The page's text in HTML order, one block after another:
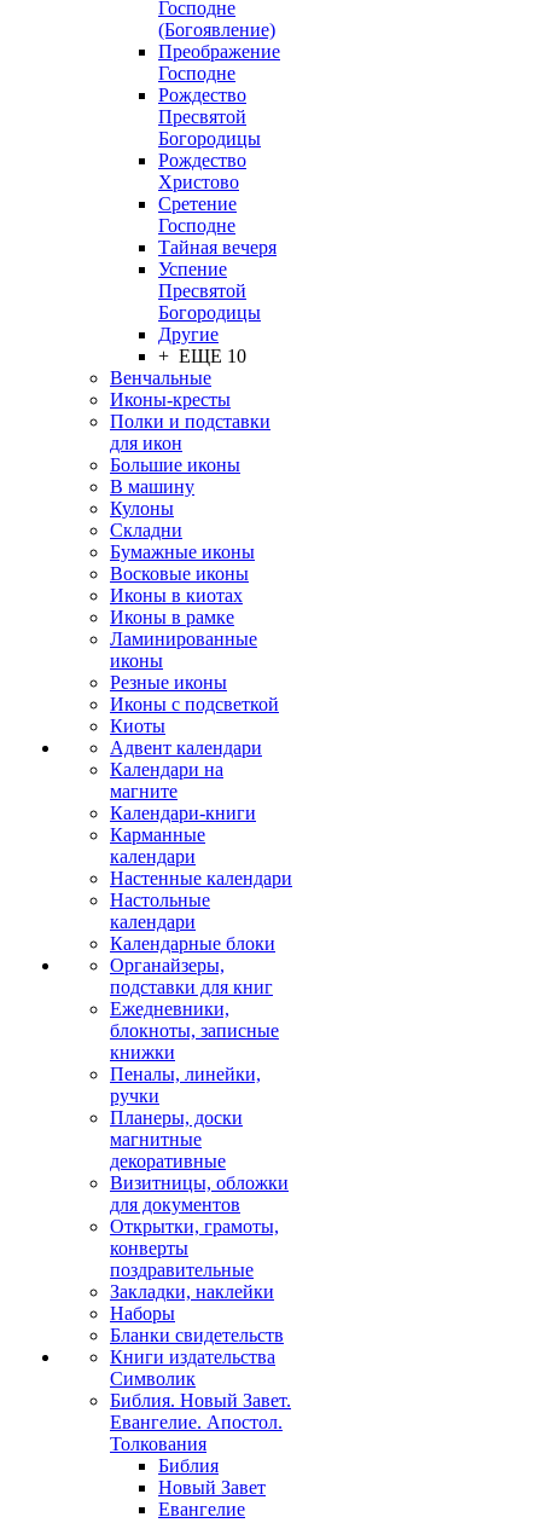
Господне
(Богоявление)
Преображение
Господне
Рождество
Пресвятой
Богородицы
Рождество
Христово
Сретение
Господне
Тайная вечеря
Успение
Пресвятой
Богородицы
Другие
+ ЕЩЕ 10
Венчальные
Иконы-кресты
Полки и подставки
для икон
Большие иконы
В машину
Кулоны
Складни
Бумажные иконы
Восковые иконы
Иконы в киотах
Иконы в рамке
Ламинированные
иконы
Резные иконы
Иконы с подсветкой
Киоты
Адвент календари
Календари на
магните
Календари-книги
Карманные
календари
Настенные календари
Настольные
календари
Календарные блоки
Органайзеры,
подставки для книг
Ежедневники,
блокноты, записные
книжки
Пеналы, линейки,
ручки
Планеры, доски
магнитные
декоративные
Визитницы, обложки
для документов
Открытки, грамоты,
конверты
поздравительные
Закладки, наклейки
Наборы
Бланки свидетельств
Книги издательства
Символик
Библия. Новый Завет.
Евангелие. Апостол.
Толкования
Библия
Новый Завет
Евангелие